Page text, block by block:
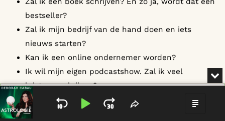
bestseller?
Zal ik mijn bedrijf van de hand doen en iets
nieuws starten?
Kan ik een online ondernemer worden?
Ik wil mijn eigen podcastshow. Zal ik veel
luisteraars krijgen?
Zal ik mijn prijzen verhogen?
Uurhoekastrologie lijkt dus veel op voorspellende
Audio
Player
SKIP BACKWARD
PLAY PAUSE
JUMP FORWARD
SHARE THIS